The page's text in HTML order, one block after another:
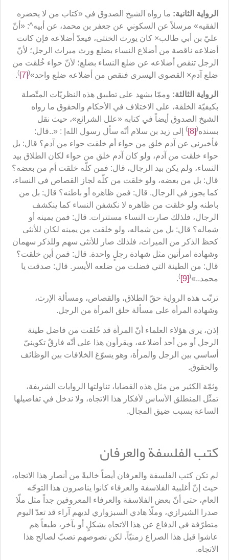
الرواية الثانية: ما رواه الشيخ الصدوق في «كتاب من لا يحضره
الفقيه» مرسلاً عن السکوني عن جعفر بن محمد، عن أبيه^: «أنّ
عليّ بن أبي طالب× كان يورث‏ الخنثى‏، فيعدّ أضلاعه فإن كانت
أضلاعه ناقصة من أضلاع النساء بضلع ورث ميراث الرجل؛ لأنّ
الرجل تنقص أضلاعه عن ضلع النساء بضلع؛ لأنّ حواء خُلقت من
ضلع آدم× القصوى اليسرى فنقص من أضلاعه ضلع واحد»(
[7]
)
.
الرواية الثالثة: وممّا يشهد على تطبيق هذه النظريّات المتّصلة
بكيفيّة الخلقة، على الاختلاف في الأحكام والحقوق ما رواه
الشيخ الصدوق أيضاً في كتابه «علل الشرائع»، حيث نقل
بسنده(
[8]
)
إلى زيد بن سلام‏ أنّه سأل رسول الله| : «..قال:
فأخبرني عن آدم خلق‏ من‏ حواء أم خلقت حواء من آدم؟ قال: بل
حواء خلقت من آدم، ولو كان آدم خلق‏ من‏ حواء لكان الطلاق بيد
النساء، ولم يكن بيد الرجال، قال: فمن كلّه خلقت أم من بعضه؟
قال: بل من بعضه، ولو خلقت من كلّه لجاز القصاص في النساء،
كما يجوز في الرجال. قال: فمن ظاهره أو باطنه؟ قال: بل من
باطنه ولو خلقت من ظاهره لا نكشفن النساء كما ينكشف
الرجال، فلذلك صارت النساء مستترات. قال: فمن يمينه أو
شماله؟ قال: بل من شماله، ولو خلقت من يمينه لكان للأنثى
كحظ الذكر من الميراث، فلذلك صار للأنثى سهم وللذكر سهمان
وشهادة امرأتين مثل شهادة رجلٍ واحدة. قال: فمن أين خلقت؟
قال: من الطينة التي فضلت من ضلعه الأيسر. قال: صدقت يا
محمد..»(
[9]
)
.
ترتّب هذه الرواية حقّ الطلاق، والقصاص، ومسألة الإرث،
وشهادة المرأة على مسألة خلق المرأة من الرجل.
إذن، يرى هؤلاء العلماء أنّ المرأة قد خُلقت من فاضل طينة
الرجل أو من أحد أضلاعه، ويقرأون هذا على أنّه فارقٌ تكوينيّ
أساسي بين الرجل والمرأة، وهو يسوّغ الخلافات بين الوظائف
والحقوق.
وثمّة الكثير من مثل هذه القضايا، تناولتها الروايات الشريفة،
تمثّل المنطلق الأساس لأفكار هذا الاتجاه، ولا ندخل في تفاصيلها
الساعة بسبب ضيق المجال.
كتب الفلسفة والعرفان
لم تكن كتب الفلسفة والعرفان أيضاً خاليةً من أنصار هذا الاتجاه،
حيث إنّ أغلبية الفلاسفة والعرفاء كانوا يناصرون هذا التوجّه
العام، حتى أنّ بعض الفلاسفة والعرفاء المعروفين جداً مثل ملّا
صدرا الشيرازي، وملّا هادي السبزواري لديهم آراء قد تعدّ اليوم
متطرّفة في الدفاع عن هذا الاتجاه بشكلٍ أو بآخر، طبعاً هم
عاشوا قبل هذا الصراع زمنيّاً، لكن نصوصهم تصبّ لصالح هذا
الاتجاه.